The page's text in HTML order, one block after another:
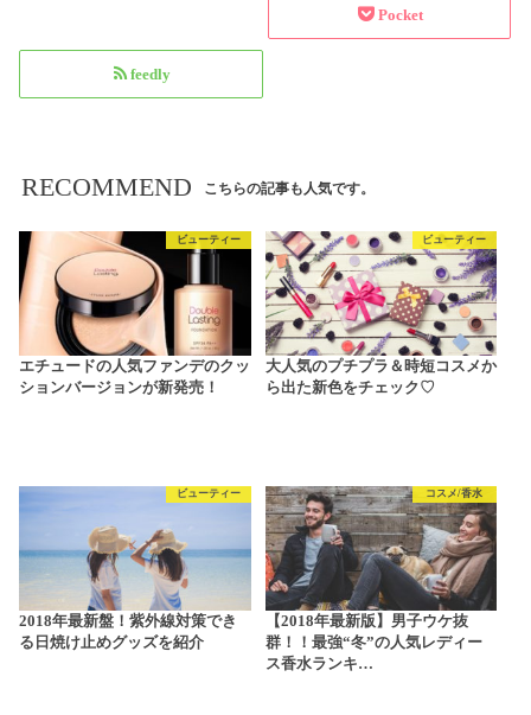
Pocket
feedly
RECOMMEND こちらの記事も人気です。
ビューティー
エチュードの人気ファンデのクッ
ションバージョンが新発売！
ビューティー
大人気のプチプラ＆時短コスメか
ら出た新色をチェック♡
ビューティー
2018年最新盤！紫外線対策でき
る日焼け止めグッズを紹介
コスメ/香水
【2018年最新版】男子ウケ抜
群！！最強“冬”の人気レディー
ス香水ランキ…